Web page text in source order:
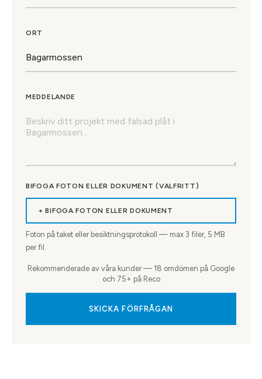
ORT
MEDDELANDE
BIFOGA FOTON ELLER DOKUMENT (VALFRITT)
+ BIFOGA FOTON ELLER DOKUMENT
Foton på taket eller besiktningsprotokoll — max 3 filer, 5 MB
per fil.
Rekommenderade av våra kunder — 18 omdömen på Google
och 75+ på Reco
SKICKA FÖRFRÅGAN